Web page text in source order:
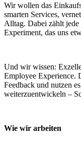
Wir wollen das
smarten Services,
Alltag. Dabei zählt
Experiment, das uns
Und wir wissen:
Employee Experience.
Feedback und nutzen
weiterzuentwickeln –
Wie wir arbeiten